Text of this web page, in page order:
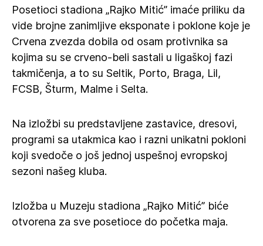
Posetioci stadiona „Rajko Mitić” imaće priliku da
vide brojne zanimljive eksponate i poklone koje je
Crvena zvezda dobila od osam protivnika sa
kojima su se crveno-beli sastali u ligaškoj fazi
takmičenja, a to su Seltik, Porto, Braga, Lil,
FCSB, Šturm, Malme i Selta.
Na izložbi su predstavljene zastavice, dresovi,
programi sa utakmica kao i razni unikatni pokloni
koji svedoče o još jednoj uspešnoj evropskoj
sezoni našeg kluba.
Izložba u Muzeju stadiona „Rajko Mitić” biće
otvorena za sve posetioce do početka maja.